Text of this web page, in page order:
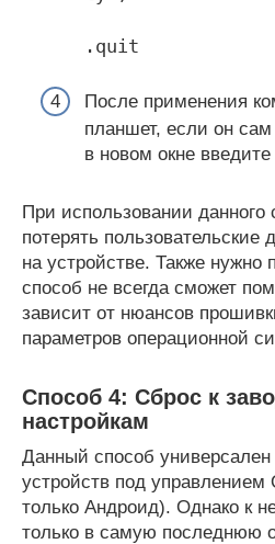
.quit
После применения
планшет, если он
в новом окне
При использовании данного
потерять
на устройстве. Также нужно
способ не всегда сможет
зависит от нюансов
параметров операционной
Способ 4: Сброс к
настройкам
Данный способ
устройств под
только Андроид). Однако к
только в самую последнюю